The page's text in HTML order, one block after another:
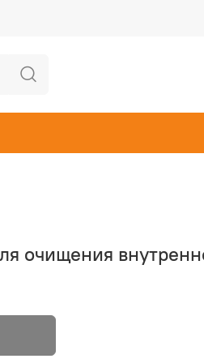
очищения